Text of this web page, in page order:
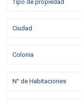
Tipo de propiedad
Ciudad
Colonia
N° de Habitaciones